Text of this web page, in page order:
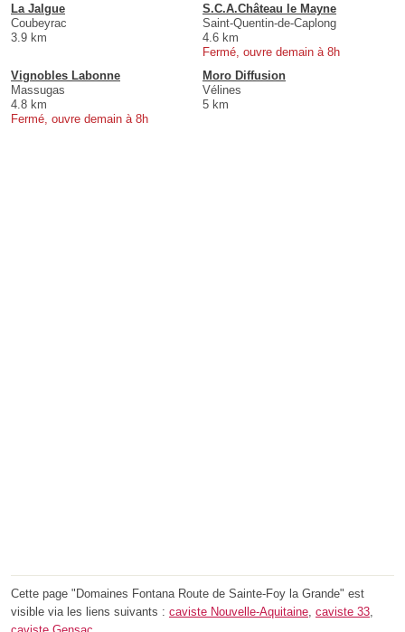
La Jalgue
Coubeyrac
3.9 km
S.C.A.Château le Mayne
Saint-Quentin-de-Caplong
4.6 km
Fermé, ouvre demain à 8h
Vignobles Labonne
Massugas
4.8 km
Fermé, ouvre demain à 8h
Moro Diffusion
Vélines
5 km
Cette page "Domaines Fontana Route de Sainte-Foy la Grande" est
visible via les liens suivants : caviste Nouvelle-Aquitaine caviste 33